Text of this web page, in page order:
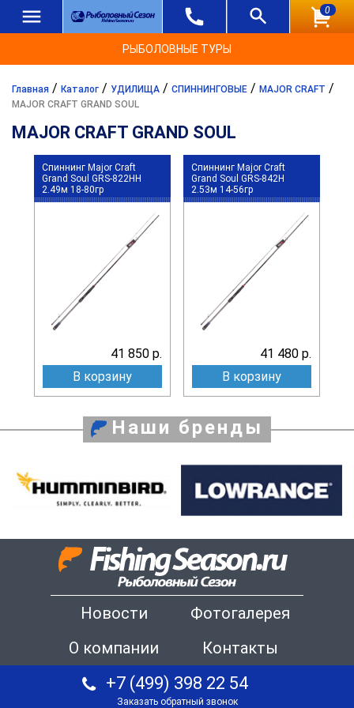
0
РЫБОЛОВНЫЕ ТУРЫ
Главная / Каталог / УДИЛИЩА / СПИННИНГОВЫЕ / MAJOR CRAFT /
MAJOR CRAFT GRAND SOUL
MAJOR CRAFT GRAND SOUL
Спиннинг Major Craft
Grand Soul GRS-822HH
2.49м 18-80гр
41 850 р.
В корзину
Спиннинг Major Craft
Grand Soul GRS-842H
2.53м 14-56гр
41 480 р.
В корзину
Наши бренды
Новости
Фотогалерея
О компании
Контакты
+7 (499) 398 22 54
Заказать обратный звонок